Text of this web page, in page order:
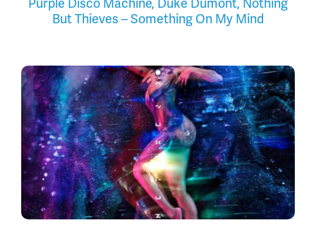
But Thieves – Something On My Mind